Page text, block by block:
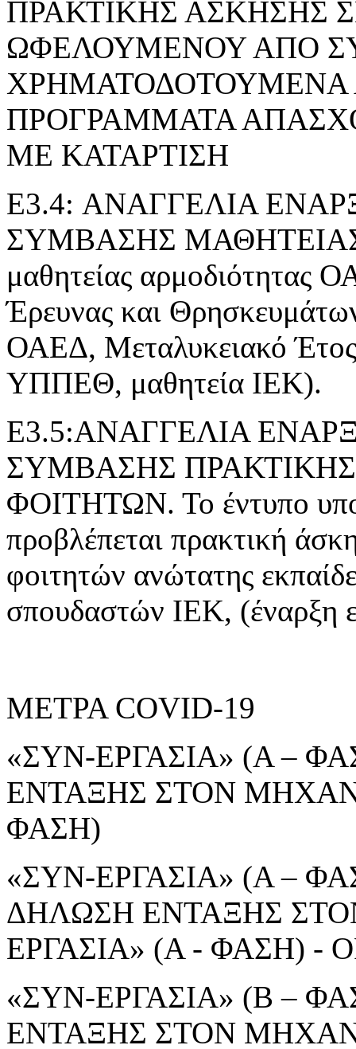
ΠΡΑΚΤΙΚΗΣ ΑΣΚΗΣΗΣ
ΩΦΕΛΟΥΜΕΝΟΥ ΑΠΟ
ΧΡΗΜΑΤΟΔΟΤΟΥΜΕΝΑ
ΠΡΟΓΡΑΜΜΑΤΑ
ΜΕ ΚΑΤΑΡΤΙΣΗ
E3.4: ΑΝΑΓΓΕΛΙΑ
ΣΥΜΒΑΣΗΣ ΜΑΘΗΤΕΙΑΣ»
μαθητείας αρμοδιότητας
Έρευνας και
ΟΑΕΔ, Μεταλυκειακό Έτος
ΥΠΠΕΘ, μαθητεία ΙΕΚ).
Ε3.5:ΑΝΑΓΓΕΛΙΑ
ΣΥΜΒΑΣΗΣ
ΦΟΙΤΗΤΩΝ. Το έντυπο
προβλέπεται πρακτική
φοιτητών ανώτατης
σπουδαστών ΙΕΚ, (έναρξη
ΜΕΤΡΑ COVID-19
«ΣΥΝ-ΕΡΓΑΣΙΑ» (Α –
ΕΝΤΑΞΗΣ ΣΤΟΝ
ΦΑΣΗ)
«ΣΥΝ-ΕΡΓΑΣΙΑ» (Α –
ΔΗΛΩΣΗ ΕΝΤΑΞΗΣ
ΕΡΓΑΣΙΑ» (Α - ΦΑΣΗ)
«ΣΥΝ-ΕΡΓΑΣΙΑ» (Β –
ΕΝΤΑΞΗΣ ΣΤΟΝ